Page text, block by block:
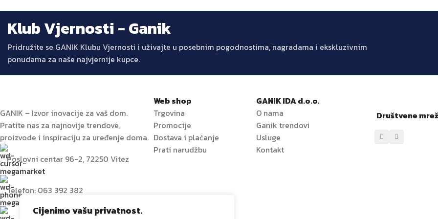
Cijenimo vašu privatnost.
Klub Vjernosti - Ganik
Pridružite se GANIK Klubu Vjernosti i uživajte u posebnim pogodnostima, nagradama i ekskluzivnim
ponudama za naše najvjernije kupce.
GANIK – Izvor inovacije za vaš dom.
Pratite nas za najnovije trendove,
proizvode i inspiraciju za uređenje doma.
Poslovni centar 96-2, 72250 Vitez
Telefon: 063 392 382
Web shop
Trgovina
Promocije
Dostava i plaćanje
Prati narudžbu
GANIK IDA d.o.o.
O nama
Ganik trendovi
Usluge
Kontakt
Društvene